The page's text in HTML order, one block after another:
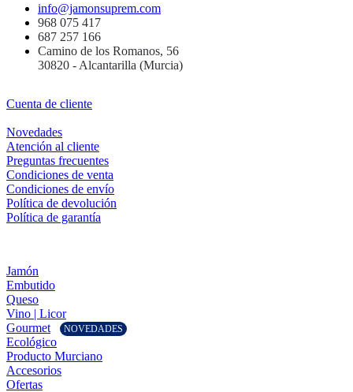
info@jamonsuprem.com
968 075 417
687 257 166
Camino de los Romanos, 56
30820 - Alcantarilla (Murcia)
Cuenta de cliente
Novedades
Atención al cliente
Preguntas frecuentes
Condiciones de venta
Condiciones de envío
Política de devolución
Política de garantía
Jamón
Embutido
Queso
Vino | Licor
Gourmet
NOVEDADES
Ecológico
Producto Murciano
Accesorios
Ofertas